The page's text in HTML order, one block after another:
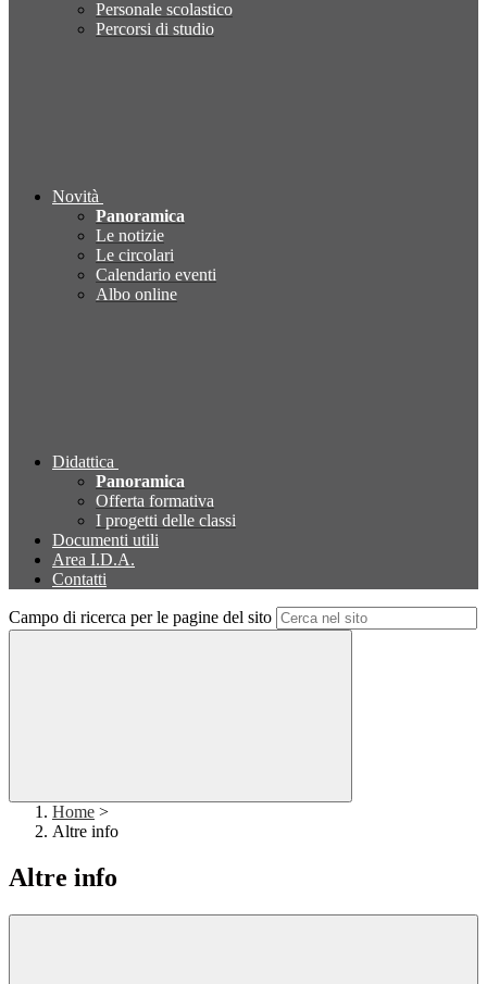
Personale scolastico
Percorsi di studio
Novità
Panoramica
Le notizie
Le circolari
Calendario eventi
Albo online
Didattica
Panoramica
Offerta formativa
I progetti delle classi
Documenti utili
Area I.D.A.
Contatti
Campo di ricerca per le pagine del sito
Home >
Altre info
Altre info